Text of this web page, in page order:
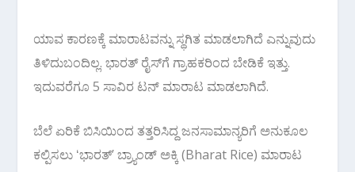
ಯಾವ ಕಾರಣಕ್ಕೆ ಮಾರಾಟವನ್ನು ಸ್ಥಗಿತ ಮಾಡಲಾಗಿದೆ ಎನ್ನುವುದು
ತಿಳಿದುಬಂದಿಲ್ಲ. ಭಾರತ್ ರೈಸ್‌ಗೆ ಗ್ರಾಹಕರಿಂದ ಬೇಡಿಕೆ ಇತ್ತು.
ಇದುವರೆಗೂ 5 ಸಾವಿರ ಟನ್ ಮಾರಾಟ ಮಾಡಲಾಗಿದೆ.
ಬೆಲೆ ಏರಿಕೆ ಬಿಸಿಯಿಂದ ತತ್ತರಿಸಿದ್ದ ಜನಸಾಮಾನ್ಯರಿಗೆ ಅನುಕೂಲ
ಕಲ್ಪಿಸಲು ʻಭಾರತ್‌ʼ ಬ್ರ್ಯಾಂಡ್‌ ಅಕ್ಕಿ (Bharat Rice) ಮಾರಾಟ